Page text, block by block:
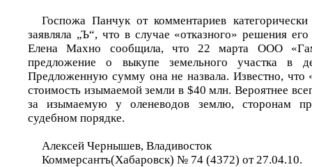
Госпожа Панчук от комментариев категорически
заявляла „Ъ“, что в случае «отказного» решения
Елена Махно сообщила, что 22 марта ООО
предложение о выкупе земельного участка в
Предложенную сумму она не назвала. Известно, что
стоимость изымаемой земли в $40 млн. Вероятнее
за изымаемую у оленеводов землю, сторонам
судебном порядке.
Алексей Чернышев, Владивосток
Коммерсантъ(Хабаровск) № 74 (4372) от 27.04.10.